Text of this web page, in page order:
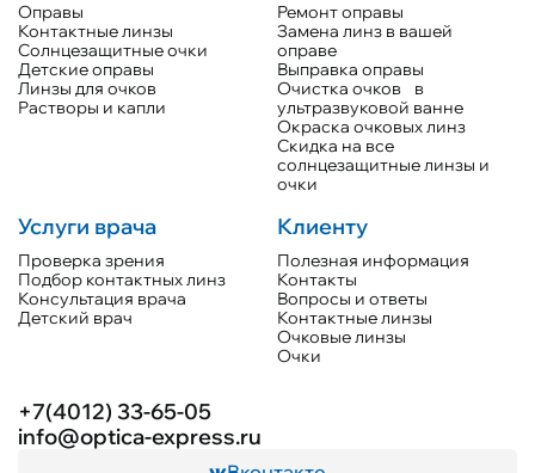
Оправы
Контактные линзы
Солнцезащитные очки
Детские оправы
Линзы для очков
Растворы и капли
Ремонт оправы
Замена линз в вашей
оправе
Выправка оправы
Очистка очков в
ультразвуковой ванне
Окраска очковых линз
Скидка на все
солнцезащитные линзы и
очки
Услуги врача
Проверка зрения
Подбор контактных линз
Консультация врача
Детский врач
Клиенту
Полезная информация
Контакты
Вопросы и ответы
Контактные линзы
Очковые линзы
Очки
+7(4012) 33-65-05
info@optica-express.ru